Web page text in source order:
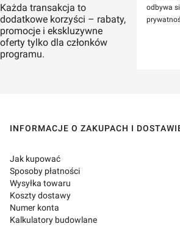
Każda transakcja to
dodatkowe korzyści – rabaty,
promocje i ekskluzywne
oferty tylko dla członków
programu.
odbywa
Linki w stopce
INFORMACJE O ZAKUPACH I
Jak kupować
Sposoby płatności
Wysyłka towaru
Koszty dostawy
Numer konta
Kalkulatory budowlane